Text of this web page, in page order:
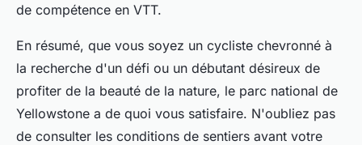
de compétence en VTT.
En résumé, que vous soyez un cycliste chevronné à
la recherche d'un défi ou un débutant désireux de
profiter de la beauté de la nature, le parc national de
Yellowstone a de quoi vous satisfaire. N'oubliez pas
de consulter les conditions de sentiers avant votre